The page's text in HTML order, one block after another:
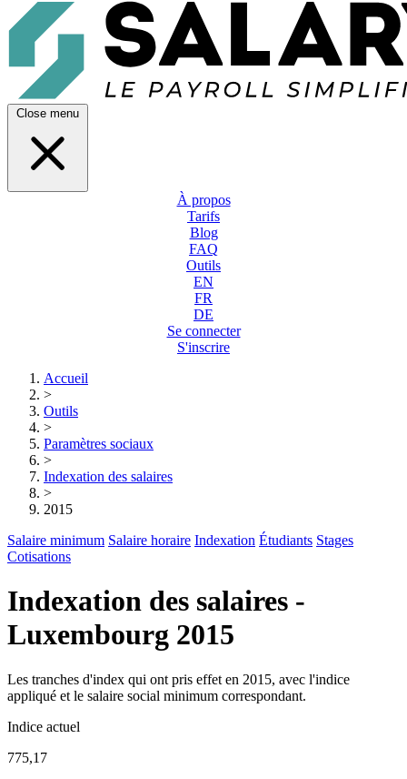
Close menu
À propos
Tarifs
Blog
FAQ
Outils
EN
FR
DE
Se connecter
S'inscrire
Accueil
>
Outils
>
Paramètres sociaux
>
Indexation des salaires
>
2015
Salaire minimum Salaire horaire Indexation Étudiants Stages
Cotisations
Indexation des salaires -
Luxembourg 2015
Les tranches d'index qui ont pris effet en 2015, avec l'indice
appliqué et le salaire social minimum correspondant.
Indice actuel
775,17